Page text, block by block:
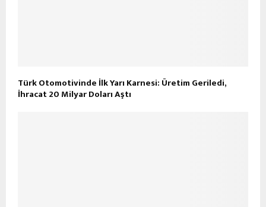
Türk Otomotivinde İlk Yarı Karnesi: Üretim Geriledi,
İhracat 20 Milyar Doları Aştı